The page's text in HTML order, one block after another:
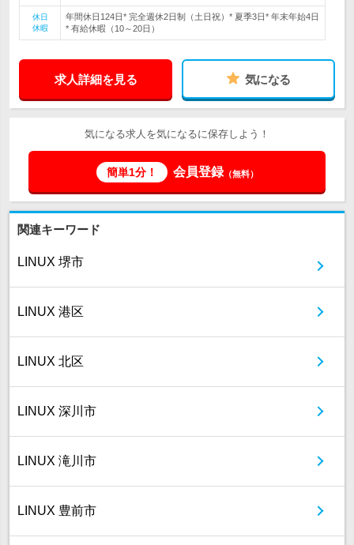
休日
休暇
年間休日124日* 完全週休2日制（土日祝）* 夏季3日* 年末年始4日
* 有給休暇（10～20日）
求人詳細を見る 気になる
気になる求人を気になるに保存しよう！
簡単1分！ 会員登録（無料）
関連キーワード
LINUX 堺市
LINUX 港区
LINUX 北区
LINUX 深川市
LINUX 滝川市
LINUX 豊前市